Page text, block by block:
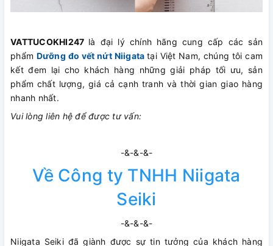
VATTUCOKHI247 là đại lý chính hãng cung cấp các sản
phẩm Dưỡng đo vết nứt Niigata tại Việt Nam, chúng tôi cam
kết đem lại cho khách hàng những giải pháp tối ưu, sản
phẩm chất lượng, giá cả cạnh tranh và thời gian giao hàng
nhanh nhất.
Vui lòng liên hệ để được tư vấn:
-&-&-&-
Về Công ty TNHH Niigata
Seiki
-&-&-&-
Niigata Seiki đã giành được sự tin tưởng của khách hàng